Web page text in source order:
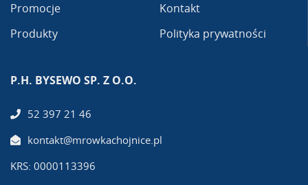
Promocje
Produkty
Kontakt
Polityka prywatności
P.H. BYSEWO SP. Z O.O.
52 397 21 46
kontakt@mrowkachojnice.pl
KRS: 0000113396